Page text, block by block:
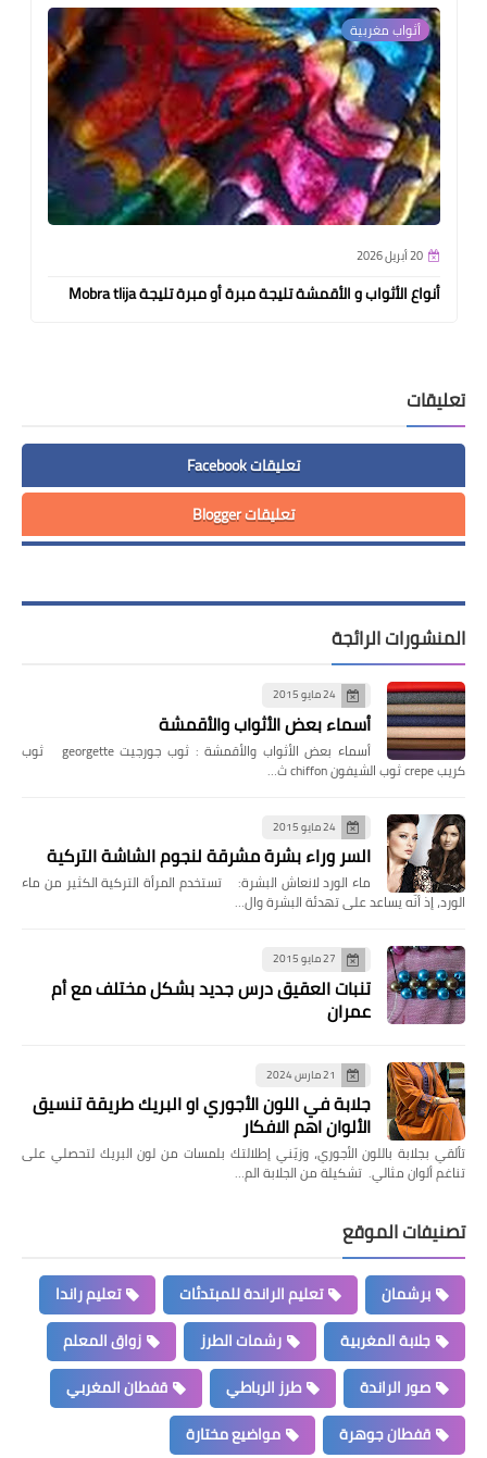
أثواب مغربية
20 أبريل 2026
أنواع الأثواب و الأقمشة تليجة مبرة أو مبرة تليجة Mobra tlija
تعليقات
تعليقات Facebook
تعليقات Blogger
المنشورات الرائجة
24 مايو 2015
أسماء بعض الأثواب والأقمشة
أسماء بعض الأثواب والأقمشة : ثوب جورجيت georgette ثوب
كريب crepe ثوب الشيفون chiffon ث…
24 مايو 2015
السر وراء بشرة مشرقة لنجوم الشاشة التركية
ماء الورد لانعاش البشرة: تستخدم المرأة التركية الكثير من ماء
الورد، إذ أنّه يساعد على تهدئة البشرة وال…
27 مايو 2015
تنبات العقيق درس جديد بشكل مختلف مع أم
عمران
21 مارس 2024
جلابة في اللون الأجوري او البريك طريقة تنسيق
الألوان اهم الافكار
تألقي بجلابة باللون الأجوري، وزيّني إطلالتك بلمسات من لون البريك لتحصلي على
تناغم ألوان مثالي. تشكيلة من الجلابة الم…
تصنيفات الموقع
برشمان تعليم الراندة للمبتدئات
تعليم راندا
جلابة المغربية
رشمات الطرز
زواق المعلم
صور الراندة
طرز الرباطي
قفطان المغربي
قفطان جوهرة
مواضيع مختارة